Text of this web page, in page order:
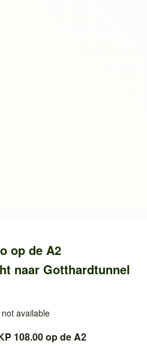
op de A2
naar Gotthardtunnel
available
108.00 op deA2